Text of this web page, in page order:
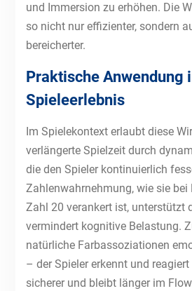
und Immersion zu erhöhen. Die
so nicht nur effizienter, sondern
bereicherter.
Praktische Anwendung
Spieleerlebnis
Im Spielekontext erlaubt diese
verlängerte Spielzeit durch
die den Spieler kontinuierlich
Zahlenwahrnehmung, wie sie bei
Zahl 20 verankert ist, unterstützt
vermindert kognitive Belastung.
natürliche Farbassoziationen
– der Spieler erkennt und
sicherer und bleibt länger im